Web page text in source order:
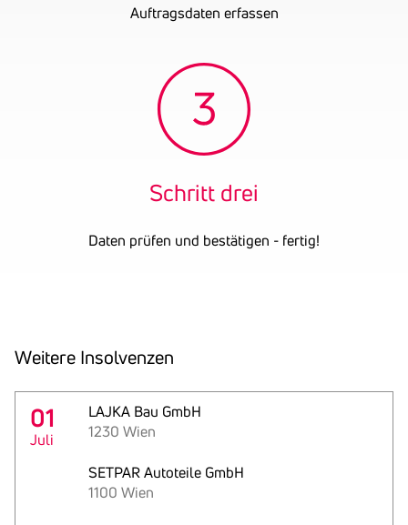
Auftragsdaten erfassen
Schritt drei
Daten prüfen und bestätigen - fertig!
Weitere Insol­venzen
01
Juli
LAJKA Bau GmbH
1230 Wien
SETPAR Autoteile GmbH
1100 Wien